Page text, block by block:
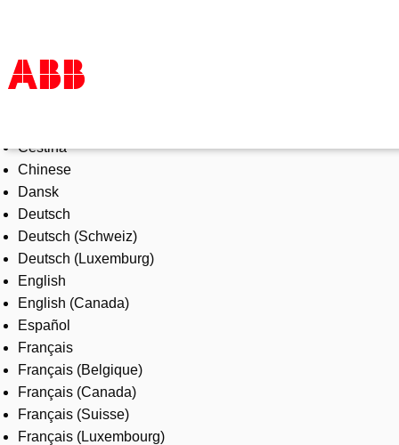
Products & Solutions
Industries
Services
About us
Where to buy
Contact us
Careers
Čeština
Chinese
Dansk
Deutsch
Deutsch (Schweiz)
Deutsch (Luxemburg)
English
English (Canada)
Español
Français
Français (Belgique)
Français (Canada)
Français (Suisse)
Français (Luxembourg)